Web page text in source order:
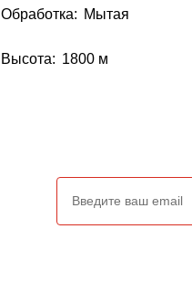
Обработка: Мытая
Высота: 1800 м